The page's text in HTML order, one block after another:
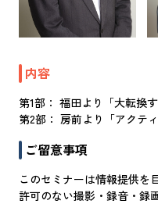
内容
第1部： 福田より「大転換
第2部： 房前より「アクテ
ご留意事項
このセミナーは情報提供を
許可のない撮影・録音・録